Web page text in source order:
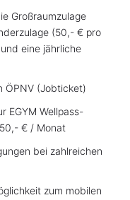
Großraumzulage
(50,- € pro
eine jährliche
ÖPNV (Jobticket)
EGYM Wellpass-
€ / Monat
bei zahlreichen
zum mobilen